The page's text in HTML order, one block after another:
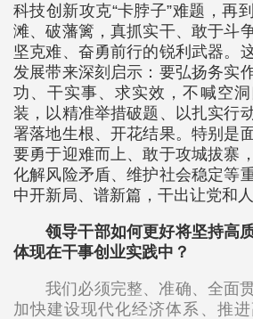
科技创新攻克“卡脖子”难题，再
滩、破藩篱，真抓实干、敢于斗
坚克难、奋勇前行的锐利武器。
发展带来深刻启示：要弘扬务实
功、干实事、求实效，不喊空
装，以精准举措破题、以扎实行
署落地生根、开花结果。特别是
要勇于迎难而上、敢于攻城拔寨
化解风险矛盾、维护社会稳定等
中开新局、谱新篇，干出让党和
领导干部如何更好将坚持高
体现在干事创业实践中？
我们必须完整、准确、全面
加快建设现代化经济体系、推